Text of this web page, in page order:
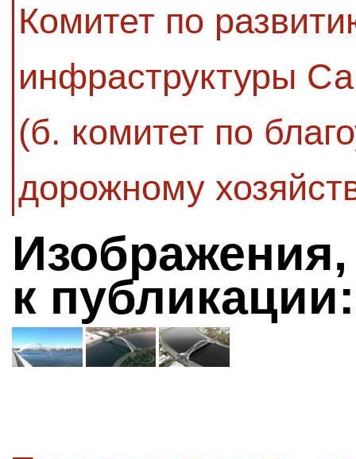
Комитет по
инфраструктуры
(б. комитет по
дорожному
к публикации: